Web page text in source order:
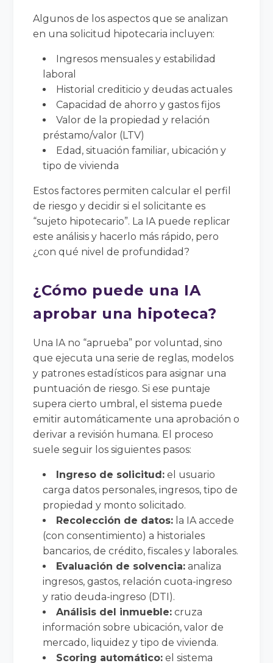
Algunos de los aspectos que se analizan
en una solicitud hipotecaria incluyen:
Ingresos mensuales y estabilidad
laboral
Historial crediticio y deudas actuales
Capacidad de ahorro y gastos fijos
Valor de la propiedad y relación
préstamo/valor (LTV)
Edad, situación familiar, ubicación y
tipo de vivienda
Estos factores permiten calcular el perfil
de riesgo y decidir si el solicitante es
“sujeto hipotecario”. La IA puede replicar
este análisis y hacerlo más rápido, pero
¿con qué nivel de profundidad?
¿Cómo puede una IA
aprobar una hipoteca?
Una IA no “aprueba” por voluntad, sino
que ejecuta una serie de reglas, modelos
y patrones estadísticos para asignar una
puntuación de riesgo. Si ese puntaje
supera cierto umbral, el sistema puede
emitir automáticamente una aprobación o
derivar a revisión humana. El proceso
suele seguir los siguientes pasos:
Ingreso de solicitud: el usuario
carga datos personales, ingresos, tipo de
propiedad y monto solicitado.
Recolección de datos: la IA accede
(con consentimiento) a historiales
bancarios, de crédito, fiscales y laborales.
Evaluación de solvencia: analiza
ingresos, gastos, relación cuota-ingreso
y ratio deuda-ingreso (DTI).
Análisis del inmueble: cruza
información sobre ubicación, valor de
mercado, liquidez y tipo de vivienda.
Scoring automático: el sistema